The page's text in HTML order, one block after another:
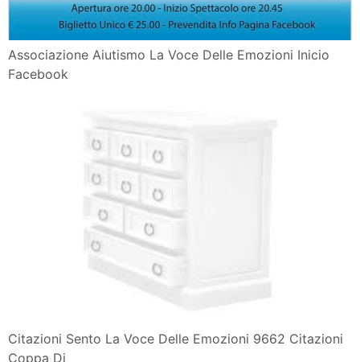
Associazione Aiutismo La Voce Delle Emozioni Inicio
Facebook
Citazioni Sento La Voce Delle Emozioni 9662 Citazioni
Coppa Di